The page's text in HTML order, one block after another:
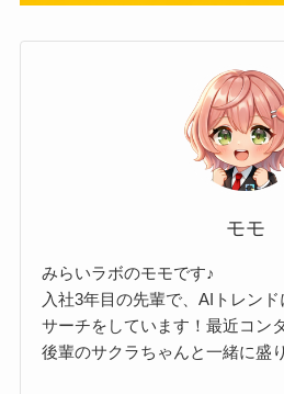
モモ
みらいラボのモモです♪
入社3年目の先輩で、AIトレン
サーチをしています！最近コン
後輩のサクラちゃんと一緒に盛